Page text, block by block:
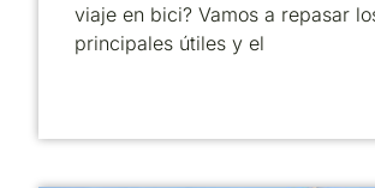
viaje en bici? Vamos a repasar
principales útiles y el